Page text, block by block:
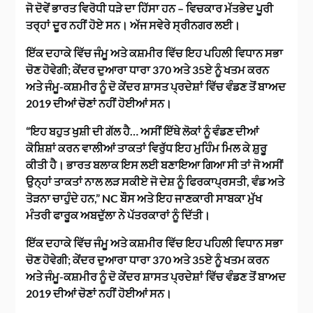
ਜੋ ਦੋਵੇਂ ਭਾਰਤ ਵਿਰੋਧੀ ਧੜੇ ਦਾ ਹਿੱਸਾ ਹਨ – ਵਿਚਕਾਰ ਮੱਤਭੇਦ ਪੂਰੀ
ਤਰ੍ਹਾਂ ਦੂਰ ਨਹੀਂ ਹੋਏ ਸਨ। ਅੱਜ ਸਵੇਰੇ ਸ੍ਰੀਨਗਰ ਲਈ।
ਇੱਕ ਦਹਾਕੇ ਵਿੱਚ ਜੰਮੂ ਅਤੇ ਕਸ਼ਮੀਰ ਵਿੱਚ ਇਹ ਪਹਿਲੀ ਵਿਧਾਨ ਸਭਾ
ਚੋਣ ਹੋਵੇਗੀ; ਕੇਂਦਰ ਦੁਆਰਾ ਧਾਰਾ 370 ਅਤੇ 35ਏ ਨੂੰ ਖਤਮ ਕਰਨ
ਅਤੇ ਜੰਮੂ-ਕਸ਼ਮੀਰ ਨੂੰ ਦੋ ਕੇਂਦਰ ਸ਼ਾਸਤ ਪ੍ਰਦੇਸ਼ਾਂ ਵਿੱਚ ਵੰਡਣ ਤੋਂ ਬਾਅਦ
2019 ਦੀਆਂ ਚੋਣਾਂ ਨਹੀਂ ਹੋਈਆਂ ਸਨ।
“ਇਹ ਬਹੁਤ ਖੁਸ਼ੀ ਦੀ ਗੱਲ ਹੈ… ਅਸੀਂ ਇੱਥੇ ਲੋਕਾਂ ਨੂੰ ਵੰਡਣ ਦੀਆਂ
ਕੋਸ਼ਿਸ਼ਾਂ ਕਰਨ ਵਾਲੀਆਂ ਤਾਕਤਾਂ ਵਿਰੁੱਧ ਇਹ ਮੁਹਿੰਮ ਮਿਲ ਕੇ ਸ਼ੁਰੂ
ਕੀਤੀ ਹੈ। ਭਾਰਤ ਬਲਾਕ ਇਸ ਲਈ ਬਣਾਇਆ ਗਿਆ ਸੀ ਤਾਂ ਜੋ ਅਸੀਂ
ਉਨ੍ਹਾਂ ਤਾਕਤਾਂ ਨਾਲ ਲੜ ਸਕੀਏ ਜੋ ਦੇਸ਼ ਨੂੰ ਫਿਰਕਾਪ੍ਰਸਤੀ, ਵੰਡ ਅਤੇ
ਤੋੜਨਾ ਚਾਹੁੰਦੇ ਹਨ,” NC ਬੌਸ ਅਤੇ ਇਹ ਜਾਣਕਾਰੀ ਸਾਬਕਾ ਮੁੱਖ
ਮੰਤਰੀ ਫਾਰੂਕ ਅਬਦੁੱਲਾ ਨੇ ਪੱਤਰਕਾਰਾਂ ਨੂੰ ਦਿੱਤੀ।
ਇੱਕ ਦਹਾਕੇ ਵਿੱਚ ਜੰਮੂ ਅਤੇ ਕਸ਼ਮੀਰ ਵਿੱਚ ਇਹ ਪਹਿਲੀ ਵਿਧਾਨ ਸਭਾ
ਚੋਣ ਹੋਵੇਗੀ; ਕੇਂਦਰ ਦੁਆਰਾ ਧਾਰਾ 370 ਅਤੇ 35ਏ ਨੂੰ ਖਤਮ ਕਰਨ
ਅਤੇ ਜੰਮੂ-ਕਸ਼ਮੀਰ ਨੂੰ ਦੋ ਕੇਂਦਰ ਸ਼ਾਸਤ ਪ੍ਰਦੇਸ਼ਾਂ ਵਿੱਚ ਵੰਡਣ ਤੋਂ ਬਾਅਦ
2019 ਦੀਆਂ ਚੋਣਾਂ ਨਹੀਂ ਹੋਈਆਂ ਸਨ।